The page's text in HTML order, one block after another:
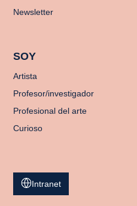
Newsletter
SOY
Artista
Profesor/investigador
Profesional del arte
Curioso
Intranet